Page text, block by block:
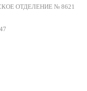
ОТДЕЛЕНИЕ № 8621